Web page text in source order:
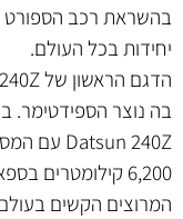
יחידות בכל העולם.
6,200
המרוצים הקשים